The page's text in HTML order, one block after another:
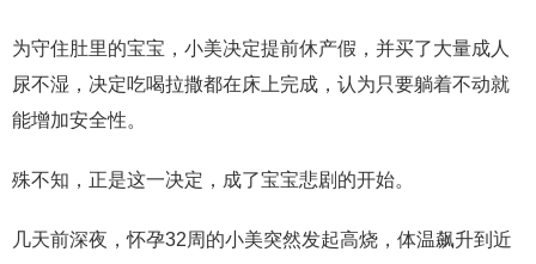
为守住肚里的宝宝，小美决定提前休产假，并买了大量成人
尿不湿，决定吃喝拉撒都在床上完成，认为只要躺着不动就
能增加安全性。
殊不知，正是这一决定，成了宝宝悲剧的开始。
几天前深夜，怀孕32周的小美突然发起高烧，体温飙升到近